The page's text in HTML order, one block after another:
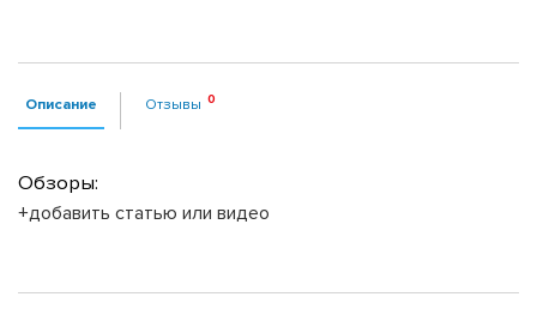
Описание Отзывы
Обзоры:
+добавить статью или видео